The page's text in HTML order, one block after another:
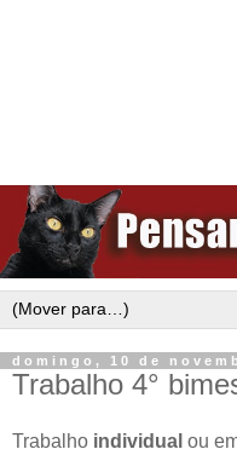
domingo, 10 de
Trabalho 4°
Trabalho individual ou